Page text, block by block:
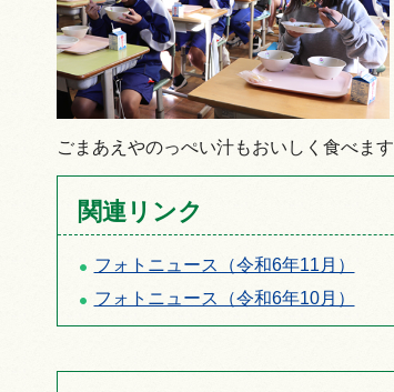
ごまあえやのっぺい汁もおいしく食べます
関連リンク
フォトニュース（令和6年11月）
フォトニュース（令和6年10月）